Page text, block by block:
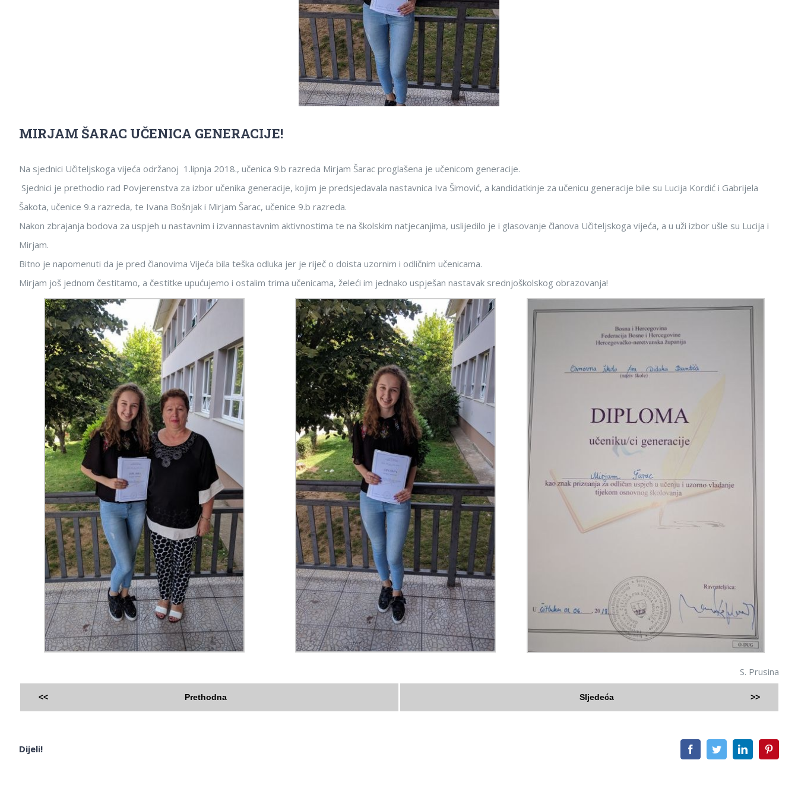
MIRJAM ŠARAC UČENICA GENERACIJE!
Na sjednici Učiteljskoga vijeća održanoj 1.lipnja 2018., učenica 9.b razreda Mirjam Šarac proglašena je učenicom generacije.
Sjednici je prethodio rad Povjerenstva za izbor učenika generacije, kojim je predsjedavala nastavnica Iva Šimović, a kandidatkinje za učenicu generacije bile su Lucija Kordić i Gabrijela
Šakota, učenice 9.a razreda, te Ivana Bošnjak i Mirjam Šarac, učenice 9.b razreda.
Nakon zbrajanja bodova za uspjeh u nastavnim i izvannastavnim aktivnostima te na školskim natjecanjima, uslijedilo je i glasovanje članova Učiteljskoga vijeća, a u uži izbor ušle su Lucija i
Mirjam.
Bitno je napomenuti da je pred članovima Vijeća bila teška odluka jer je riječ o doista uzornim i odličnim učenicama.
Mirjam još jednom čestitamo, a čestitke upućujemo i ostalim trima učenicama, želeći im jednako uspješan nastavak srednjoškolskog obrazovanja!
S. Prusina
<< Prethodna Sljedeća >>
Dijeli! FacebookTwitterLinkedIn